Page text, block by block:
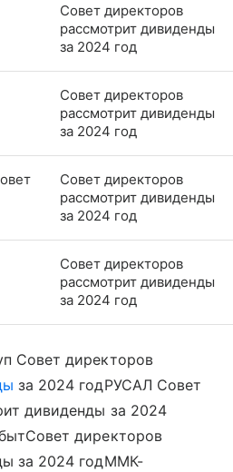
Совет директоров
рассмотрит дивиденды
за 2024 год
Совет директоров
рассмотрит дивиденды
за 2024 год
Совет директоров
рассмотрит дивиденды
за 2024 год
Совет директоров
рассмотрит дивиденды
за 2024 год
Совет директоров
за 2024 годРУСАЛ Совет
дивиденды за 2024
директоров
за 2024 годММК-